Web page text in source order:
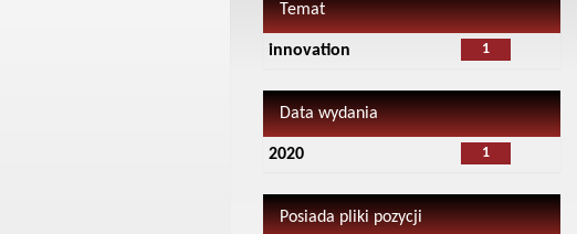
Temat
1
innovation
Data wydania
1
2020
Posiada pliki pozycji